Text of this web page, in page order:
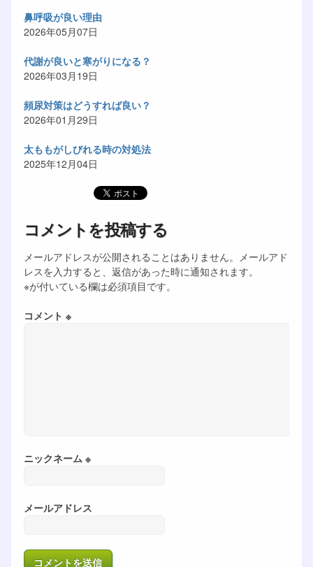
鼻呼吸が良い理由
2026年05月07日
代謝が良いと寒がりになる？
2026年03月19日
頻尿対策はどうすれば良い？
2026年01月29日
太ももがしびれる時の対処法
2025年12月04日
コメントを投稿する
メールアドレスが公開されることはありません。メールアド
レスを入力すると、返信があった時に通知されます。
※が付いている欄は必須項目です。
コメント ※
ニックネーム ※
メールアドレス